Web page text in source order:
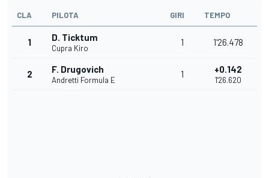
CLA PILOTA GIRI TEMPO
1 D. Ticktum
Cupra Kiro
1 1'26.478
2 F. Drugovich
Andretti Formula E
1 +0.142
1'26.620